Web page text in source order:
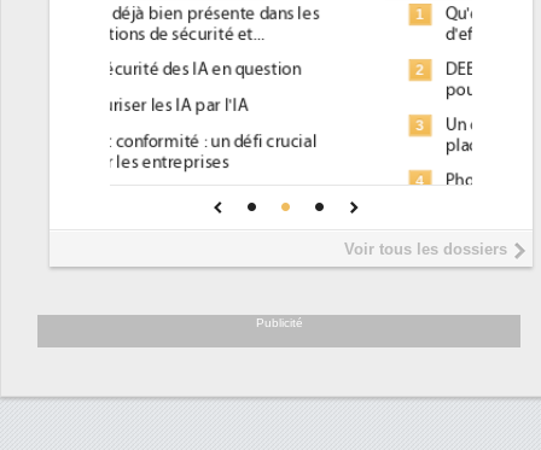
1
Qu'est-ce que la DEE (directive
d'efficacité énergétique) ?
2
DEE, une pression administrative
Un outillage et des services déjà en
place pour répondre à...
Phocea DC dans les cordes pour la
Interview de Fabrice Coquio,
président de Digital Realty...
soutient les...
Voir tous les dossiers
Publicité